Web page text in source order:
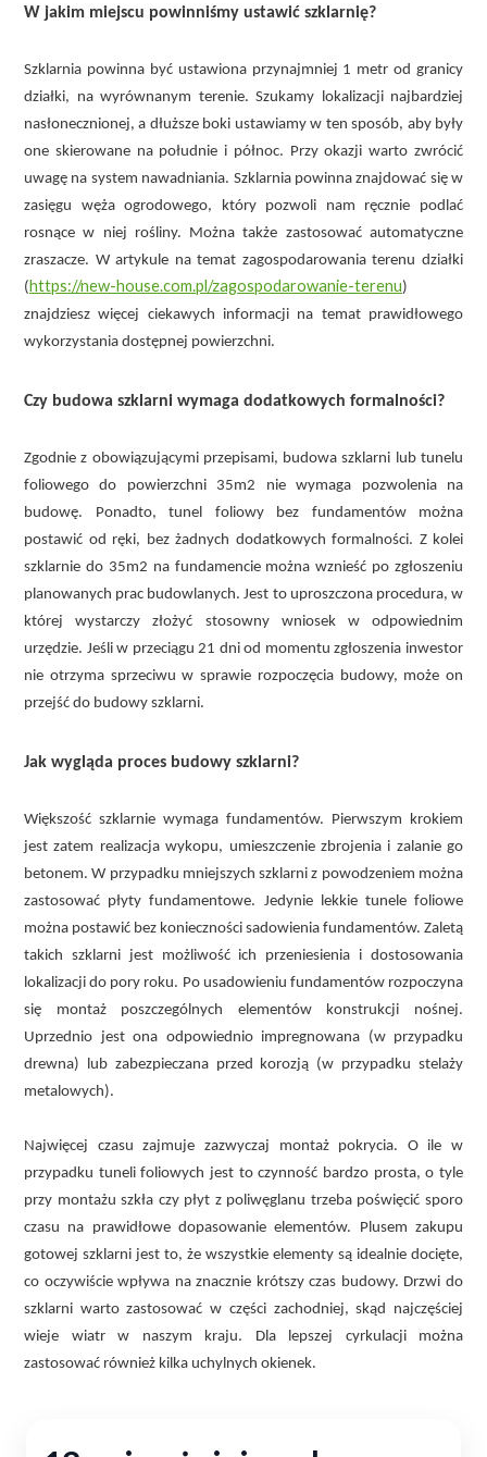
W jakim miejscu powinniśmy ustawić szklarnię?
Szklarnia powinna być ustawiona przynajmniej 1 metr od granicy
działki, na wyrównanym terenie. Szukamy lokalizacji najbardziej
nasłonecznionej, a dłuższe boki ustawiamy w ten sposób, aby były
one skierowane na południe i północ. Przy okazji warto zwrócić
uwagę na system nawadniania. Szklarnia powinna znajdować się w
zasięgu węża ogrodowego, który pozwoli nam ręcznie podlać
rosnące w niej rośliny. Można także zastosować automatyczne
zraszacze. W artykule na temat zagospodarowania terenu działki
(https://new-house.com.pl/zagospodarowanie-terenu)
znajdziesz więcej ciekawych informacji na temat prawidłowego
wykorzystania dostępnej powierzchni.
Czy budowa szklarni wymaga dodatkowych formalności?
Zgodnie z obowiązującymi przepisami, budowa szklarni lub tunelu
foliowego do powierzchni 35m2 nie wymaga pozwolenia na
budowę. Ponadto, tunel foliowy bez fundamentów można
postawić od ręki, bez żadnych dodatkowych formalności. Z kolei
szklarnie do 35m2 na fundamencie można wznieść po zgłoszeniu
planowanych prac budowlanych. Jest to uproszczona procedura, w
której wystarczy złożyć stosowny wniosek w odpowiednim
urzędzie. Jeśli w przeciągu 21 dni od momentu zgłoszenia inwestor
nie otrzyma sprzeciwu w sprawie rozpoczęcia budowy, może on
przejść do budowy szklarni.
Jak wygląda proces budowy szklarni?
Większość szklarnie wymaga fundamentów. Pierwszym krokiem
jest zatem realizacja wykopu, umieszczenie zbrojenia i zalanie go
betonem. W przypadku mniejszych szklarni z powodzeniem można
zastosować płyty fundamentowe. Jedynie lekkie tunele foliowe
można postawić bez konieczności sadowienia fundamentów. Zaletą
takich szklarni jest możliwość ich przeniesienia i dostosowania
lokalizacji do pory roku. Po usadowieniu fundamentów rozpoczyna
się montaż poszczególnych elementów konstrukcji nośnej.
Uprzednio jest ona odpowiednio impregnowana (w przypadku
drewna) lub zabezpieczana przed korozją (w przypadku stelaży
metalowych).
Najwięcej czasu zajmuje zazwyczaj montaż pokrycia. O ile w
przypadku tuneli foliowych jest to czynność bardzo prosta, o tyle
przy montażu szkła czy płyt z poliwęglanu trzeba poświęcić sporo
czasu na prawidłowe dopasowanie elementów. Plusem zakupu
gotowej szklarni jest to, że wszystkie elementy są idealnie docięte,
co oczywiście wpływa na znacznie krótszy czas budowy. Drzwi do
szklarni warto zastosować w części zachodniej, skąd najczęściej
wieje wiatr w naszym kraju. Dla lepszej cyrkulacji można
zastosować również kilka uchylnych okienek.